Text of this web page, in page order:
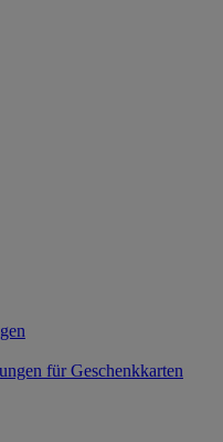
für Geschenkkarten